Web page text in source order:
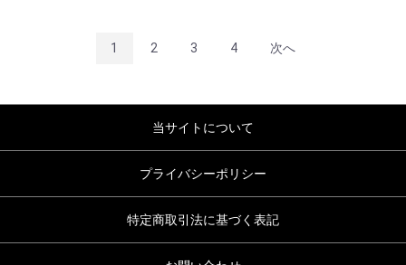
1 2 3 4 次へ
当サイトについて
プライバシーポリシー
特定商取引法に基づく表記